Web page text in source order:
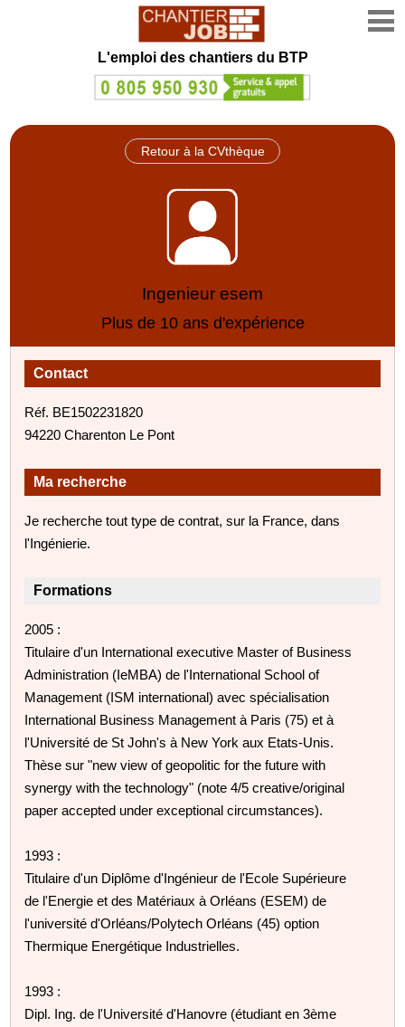
L'emploi des chantiers du BTP
Retour à la CVthèque
Ingenieur esem
Plus de 10 ans d'expérience
Contact
Réf. BE1502231820
94220 Charenton Le Pont
Ma recherche
Je recherche tout type de contrat, sur la France, dans
l'Ingénierie.
Formations
2005 :
Titulaire d'un International executive Master of Business
Administration (IeMBA) de l'International School of
Management (ISM international) avec spécialisation
International Business Management à Paris (75) et à
l'Université de St John's à New York aux Etats-Unis.
Thèse sur "new view of geopolitic for the future with
synergy with the technology" (note 4/5 creative/original
paper accepted under exceptional circumstances).
1993 :
Titulaire d'un Diplôme d'Ingénieur de l'Ecole Supérieure
de l'Energie et des Matériaux à Orléans (ESEM) de
l'université d'Orléans/Polytech Orléans (45) option
Thermique Energétique Industrielles.
1993 :
Dipl. Ing. de l'Université d'Hanovre (étudiant en 3ème